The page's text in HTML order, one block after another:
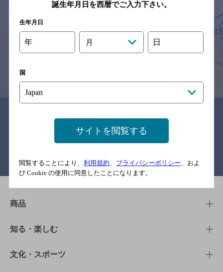
サイトマップ ご意見・ご感想 利用規約
※それぞれのお店のメニューや営業時間などの掲載情報については、
予告なしに変更されることがありますので、
念のためお店にご確認の上ご来店くださいますようお願い申し上げま
バー検索サイト［BAR-NAVI］
商品
商品TOP
商品一覧
知る・楽しむ
知る・楽しむTOP
文化・スポーツ
誕生年月日を西暦でご入力下さい。
生年月日
年 月 日
国
サイトを閲覧する
閲覧することにより、 利用規約、 プライバシーポリシー、およ
び Cookie の使用に同意したことになります。